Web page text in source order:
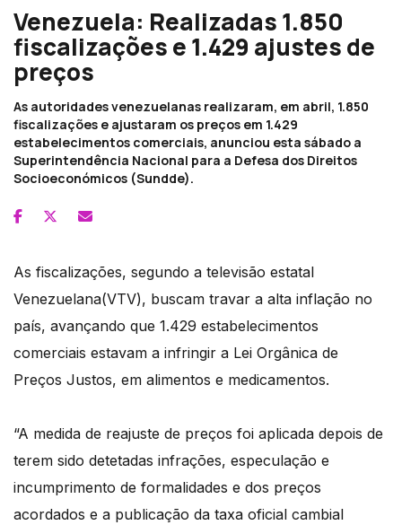
Venezuela: Realizadas 1.850
fiscalizações e 1.429 ajustes de
preços
As autoridades venezuelanas realizaram, em abril, 1.850
fiscalizações e ajustaram os preços em 1.429
estabelecimentos comerciais, anunciou esta sábado a
Superintendência Nacional para a Defesa dos Direitos
Socioeconómicos (Sundde).
As fiscalizações, segundo a televisão estatal
Venezuelana(VTV), buscam travar a alta inflação no
país, avançando que 1.429 estabelecimentos
comerciais estavam a infringir a Lei Orgânica de
Preços Justos, em alimentos e medicamentos.
“A medida de reajuste de preços foi aplicada depois de
terem sido detetadas infrações, especulação e
incumprimento de formalidades e dos preços
acordados e a publicação da taxa oficial cambial